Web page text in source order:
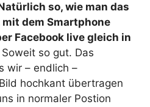
so, wie man das
dem Smartphone
Facebook live gleich in
Soweit so gut. Das
wir – endlich –
hochkant übertragen
in normaler Postion